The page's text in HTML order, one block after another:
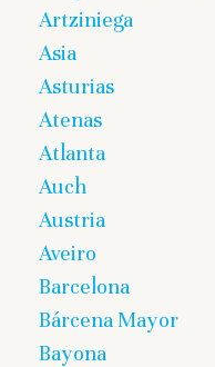
Artziniega
Asia
Asturias
Atenas
Atlanta
Auch
Austria
Aveiro
Barcelona
Bárcena Mayor
Bayona